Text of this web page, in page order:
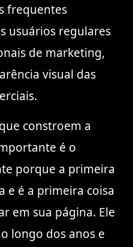
frequentes
usuários regulares
de marketing,
visual das
constroem a
é o
porque a primeira
e é a primeira coisa
em sua página. Ele
longo dos anos e